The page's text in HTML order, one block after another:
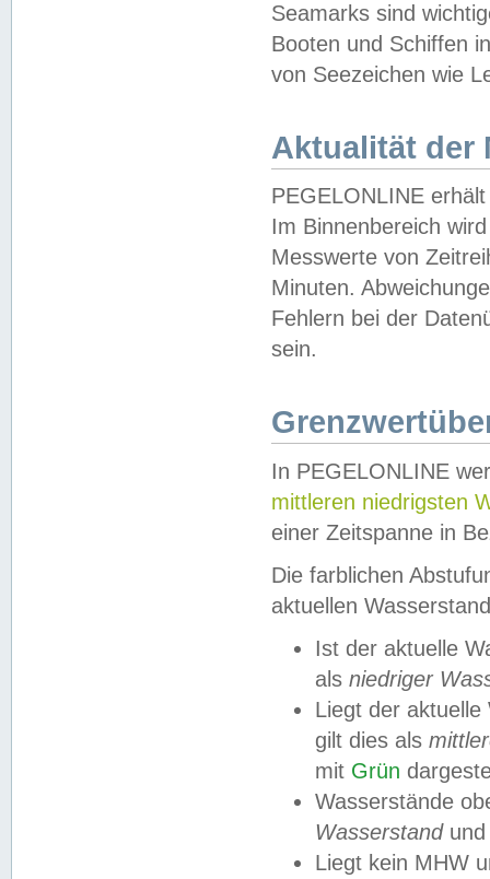
Seamarks sind
Booten und Schiffen
von Seezeichen wie
Aktualität der
PEGELONLINE
Im Binnenbereich
Messwerte von
Minuten.
Fehlern bei der
sein.
In PEGELONLINE
mittleren niedrigsten
einer Zeitspanne in
Die farblichen
aktuellen
Ist der aktuelle
als niedriger
Liegt der
gilt dies als
mit Grün
Wasserstände
Wasserstandund
Liegt kein MHW